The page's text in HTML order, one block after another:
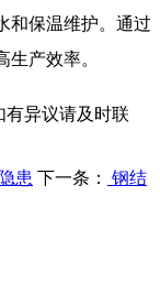
和保温维护。通过
产效率。
异议请及时联
患 下一条：
钢结